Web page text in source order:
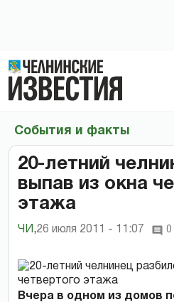
События и факты
20-летний
выпав из окна
этажа
ЧИ ,26 июля 2011 - 11:07 0
Вчера в одном из домов